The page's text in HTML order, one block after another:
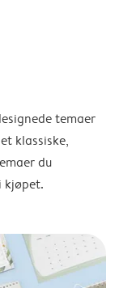
temaer
klassiske,
du
kjøpet.